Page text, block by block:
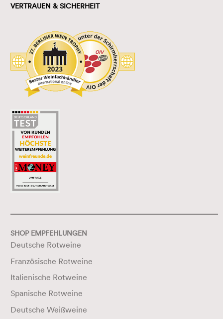
VERTRAUEN & SICHERHEIT
SHOP EMPFEHLUNGEN
Deutsche Rotweine
Französische Rotweine
Italienische Rotweine
Spanische Rotweine
Deutsche Weißweine